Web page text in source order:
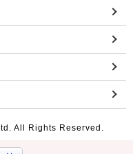
All Rights Reserved.